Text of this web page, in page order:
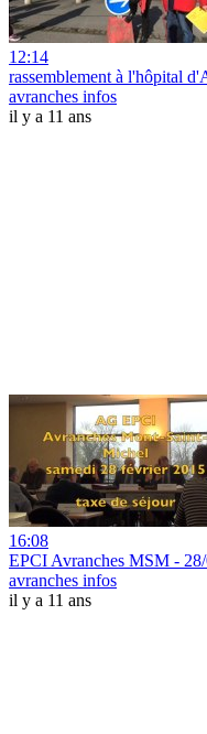
12:14
rassemblement à l'hôpital
avranches infos
il y a 11 ans
16:08
EPCI Avranches MSM -
avranches infos
il y a 11 ans